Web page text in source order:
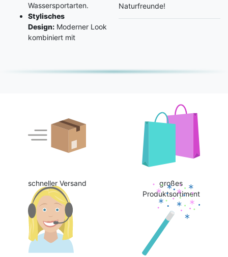
Wassersportarten.
Stylisches
Design: Moderner Look
kombiniert mit
Naturfreunde!
schneller Versand
großes
Produktsortiment